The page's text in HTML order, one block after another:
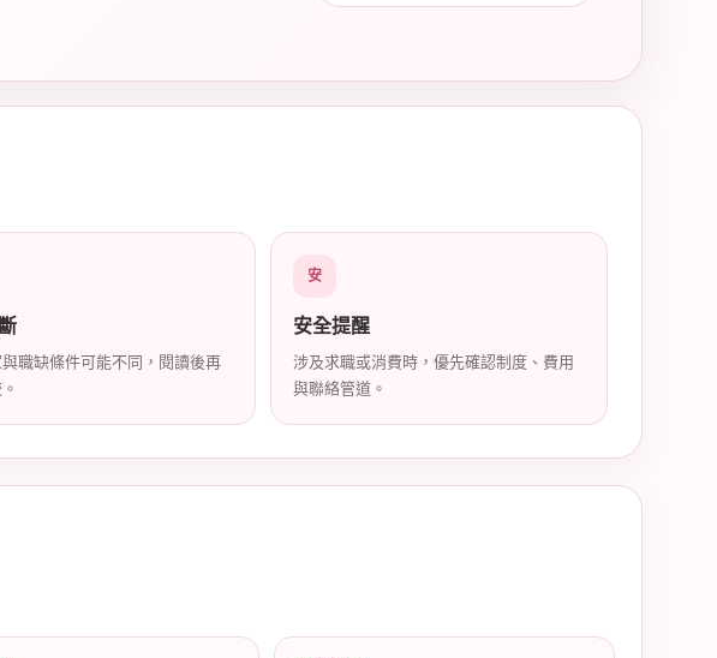
職缺條件可能不同，閱讀後再
安
安全提醒
涉及求職或消費時，優先確認制度、費用
與聯絡管道。